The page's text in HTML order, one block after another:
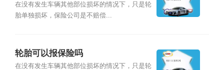
在没有发生车辆其他部位损坏的情况下，只是轮
胎单独损坏，保险公司是不赔偿...
轮胎可以报保险吗
在没有发生车辆其他部位损坏的情况下，只是轮